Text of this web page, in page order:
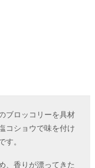
ブロッコリーを具材
コショウで味を付け
す。
、香りが漂ってきた